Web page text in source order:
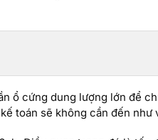
ổ cứng dung lượng lớn để
toán sẽ không cần đến như